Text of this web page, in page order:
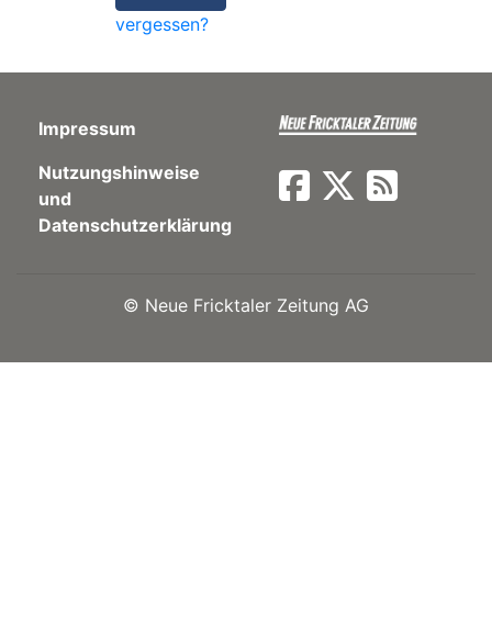
Paper
App
vergessen?
Impressum
Nutzungshinweise
und
Datenschutzerklärung
© Neue Fricktaler Zeitung AG